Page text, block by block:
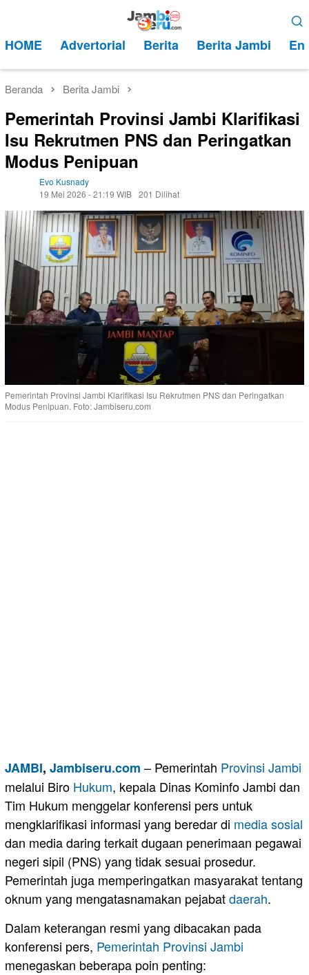
kontenMobile
HOME Advertorial Berita Berita Jambi
Beranda Berita Jambi
Pemerintah Provinsi Jambi Klarifikasi
Isu Rekrutmen PNS dan Peringatkan
Modus Penipuan
Evo Kusnady
19 Mei 2026 - 21:19 WIB 201 Dilihat
Pemerintah Provinsi Jambi Klarifikasi Isu Rekrutmen PNS dan Peringatkan
Modus Penipuan. Foto: Jambiseru.com
JAMBI, Jambiseru.com – Pemerintah Provinsi Jambi
melalui Biro Hukum, kepala Dinas Kominfo Jambi dan
Tim Hukum menggelar konferensi pers untuk
mengklarifikasi informasi yang beredar di media sosial
dan media daring terkait dugaan penerimaan pegawai
negeri sipil (PNS) yang tidak sesuai prosedur.
Pemerintah juga memperingatkan masyarakat tentang
oknum yang mengatasnamakan pejabatdaerah.
Dalam keterangan resmi yang dibacakan pada
konferensi pers, Pemerintah Provinsi Jambi
menegaskan beberapa poin penting: